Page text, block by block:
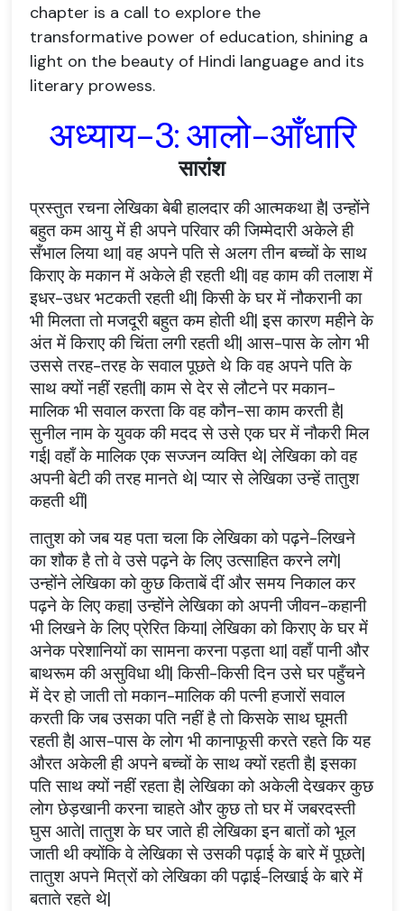
chapter is a call to explore the
transformative power of education, shining a
light on the beauty of Hindi language and its
literary prowess.
अध्याय-3:आलो-आँधारि
सारांश
प्रस्तुत रचना लेखिका बेबी हालदार की आत्मकथा है| उन्होंने
बहुत कम आयु में ही अपने परिवार की जिम्मेदारी अकेले ही
सँभाल लिया था| वह अपने पति से अलग तीन बच्चों के साथ
किराए के मकान में अकेले ही रहती थी| वह काम की तलाश में
इधर-उधर भटकती रहती थी| किसी के घर में नौकरानी का
भी मिलता तो मजदूरी बहुत कम होती थी| इस कारण महीने के
अंत में किराए की चिंता लगी रहती थी| आस-पास के लोग भी
उससे तरह-तरह के सवाल पूछते थे कि वह अपने पति के
साथ क्यों नहीं रहती| काम से देर से लौटने पर मकान-
मालिक भी सवाल करता कि वह कौन-सा काम करती है|
सुनील नाम के युवक की मदद से उसे एक घर में नौकरी मिल
गई| वहाँ के मालिक एक सज्जन व्यक्ति थे| लेखिका को वह
अपनी बेटी की तरह मानते थे| प्यार से लेखिका उन्हें तातुश
कहती थीं|
तातुश को जब यह पता चला कि लेखिका को पढ़ने-लिखने
का शौक है तो वे उसे पढ़ने के लिए उत्साहित करने लगे|
उन्होंने लेखिका को कुछ किताबें दीं और समय निकाल कर
पढ़ने के लिए कहा| उन्होंने लेखिका को अपनी जीवन-कहानी
भी लिखने के लिए प्रेरित किया| लेखिका को किराए के घर में
अनेक परेशानियों का सामना करना पड़ता था| वहाँ पानी और
बाथरूम की असुविधा थी| किसी-किसी दिन उसे घर पहुँचने
में देर हो जाती तो मकान-मालिक की पत्नी हजारों सवाल
करती कि जब उसका पति नहीं है तो किसके साथ घूमती
रहती है| आस-पास के लोग भी कानाफूसी करते रहते कि यह
औरत अकेली ही अपने बच्चों के साथ क्यों रहती है| इसका
पति साथ क्यों नहीं रहता है| लेखिका को अकेली देखकर कुछ
लोग छेड़खानी करना चाहते और कुछ तो घर में जबरदस्ती
घुस आते| तातुश के घर जाते ही लेखिका इन बातों को भूल
जाती थी क्योंकि वे लेखिका से उसकी पढ़ाई के बारे में पूछते|
तातुश अपने मित्रों को लेखिका की पढ़ाई-लिखाई के बारे में
बताते रहते थे|